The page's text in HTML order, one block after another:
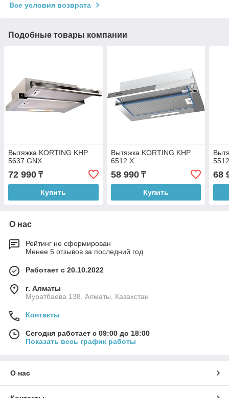
Все условия возврата
Подобные товары компании
Вытяжка KORTING KHP
5637 GNX
72 990 ₸
Купить
Вытяжка KORTING KHP
6512 X
58 990₸
Купить
68
О нас
Рейтинг не сформирован
Менее 5 отзывов за последний год
Работает с 20.10.2022
г. Алматы
Муратбаева 138, Алматы, Казахстан
Контакты
Сегодня работает с 09:00 до 18:00
Показать весь график работы
О нас